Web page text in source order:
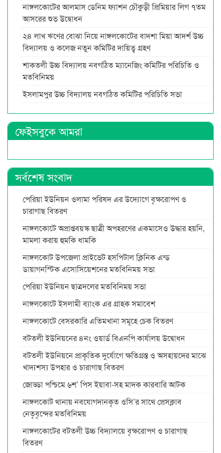
নাঙ্গলকোটের আলমাস ডেনিম ফ্যাশন চৌকুড়ী প্রিমিয়ার লিগ ৭তম
আসরের শুভ উদ্বোধন
২৪ লাখ ঋণের বোঝা নিয়ে নাঙ্গলকোটের বাদশা মিয়া আদর্শ উচ্চ
বিদ্যালয় ও কলেজ নতুন কমিটির দায়িত্ব গ্রহণ
শাকতলী উচ্চ বিদ্যালয় নবগঠিত ম্যানেজিং কমিটির পরিচিতি ও
মতবিনিময়
ইসলামপুর উচ্চ বিদ্যালয় নবগঠিত কমিটির পরিচিতি সভা
ফেইসবুকে আমরা
সর্বশেষ সংবাদ
পেরিয়া ইউনিয়ন ওলামা পরিষদ এর উদ্যোগে বৃক্ষরোপণ ও
চারাগাছ বিতরণ
নাঙ্গলকোটে অপ্রাপ্তবয়স্ক ছাত্রী অপহরণের একমাসেও উদ্ধার হয়নি,
মামলা করায় হুমকি ধামকি
নাঙ্গলকোট উপজেলা প্রাইভেট হসপিটাল ক্লিনিক এন্ড
ডায়াগনস্টিক এসোসিয়েশনের মতবিনিময় সভা
পেরিয়া ইউনিয়ন ছাত্রদলের মতবিনিময় সভা
নাঙ্গলকোটে ইসলামী ব্যাংক এর গ্রাহক সমাবেশ
নাঙ্গলকোটে বেসরকারি এতিমখানা সমূহে চেক বিতরণ
বটতলী ইউনিয়নের ৪নং ওয়ার্ড বিএনপি কার্যালয় উদ্বোধন
বটতলী ইউনিয়নে প্রাকৃতিক দুর্যোগে ক্ষতিগ্রস্ত ও অসহায়দের মাঝে
খাদ্যশস্য উপহার ও চারাগাছ বিতরণ
জোড্ডা পশ্চিমে ৬শ’ পিস ইয়াবা-সহ মাদক কারবারি আটক
নাঙ্গলকোট থানায় নবযোগদানকৃত ওসি’র সাথে প্রেসক্লাব
নেতৃবৃন্দের মতবিনিময়
নাঙ্গলকোটের বটতলী উচ্চ বিদ্যালয়ে বৃক্ষরোপণ ও চারাগাছ
বিতরণ